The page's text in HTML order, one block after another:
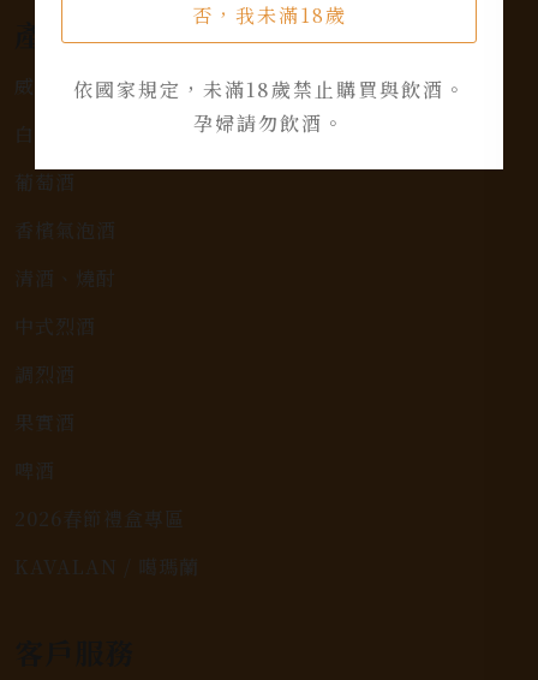
否，我未滿18歲
依國家規定，未滿18歲禁止購買與飲酒。
孕婦請勿飲酒。
產品類別
威士忌
白蘭地
葡萄酒
香檳氣泡酒
清酒、燒酎
中式烈酒
調烈酒
果實酒
啤酒
2026春節禮盒專區
KAVALAN / 噶瑪蘭